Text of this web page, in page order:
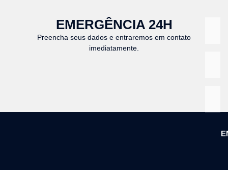
EMERGÊNCIA 24H
Preencha seus dados e entraremos em contato
imediatamente.